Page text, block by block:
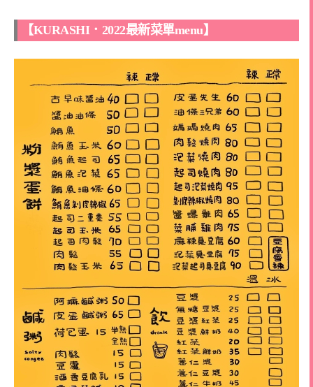
【KURASHI．2022最新菜單menu】